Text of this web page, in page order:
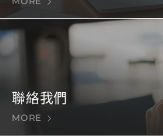
聯絡我們
MORE